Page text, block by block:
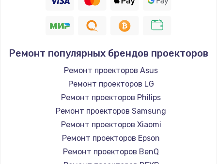
1400 руб.
Заказать
Ремонт петель крышки
Заказать
Настройка Wi-Fi
Ремонт популярных брендов проекторов
Ремонт проекторов Asus
Ремонт проекторов LG
Ремонт проекторов Philips
Ремонт проекторов Samsung
Ремонт проекторов Xiaomi
Ремонт проекторов Epson
Ремонт проекторов BenQ